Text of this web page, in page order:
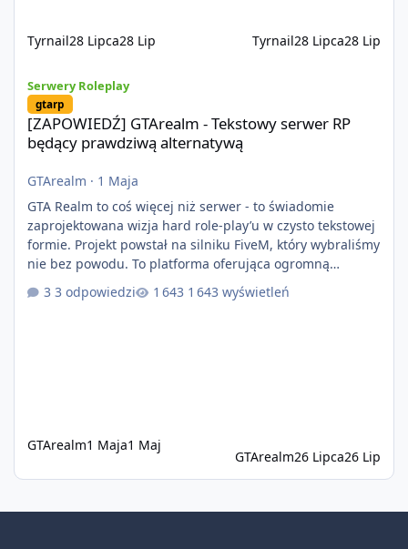
Tyrnail28 Lipca28 Lip Tyrnail28 Lipca28 Lip
Serwery Roleplay
gtarp
[ZAPOWIEDŹ] GTArealm - Tekstowy serwer RP
będący prawdziwą alternatywą
GTArealm · 1 Maja
GTA Realm to coś więcej niż serwer - to świadomie
zaprojektowana wizja hard role-play’u w czysto tekstowej
formie. Projekt powstał na silniku FiveM, który wybraliśmy
nie bez powodu. To platforma oferująca ogromną
elastyczność i znacznie szybszy rozwój systemów niż w
przypadku innych rozwiązań. Usprawniona
3 odpowiedzi 1 643 wyświetleń
GTArealm1 Maja1 Maj
GTArealm26 Lipca26 Lip